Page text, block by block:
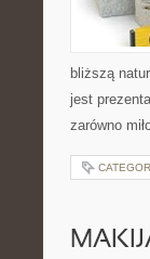
bliższą
jest
zarówno